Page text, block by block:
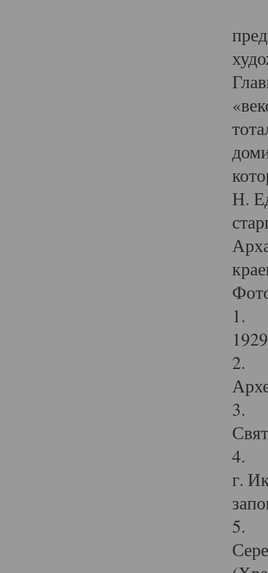
Н.
1.
2.
3.
4.
г.
5.